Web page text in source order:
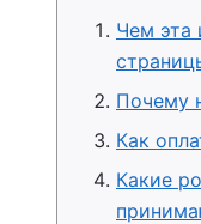
Чем эта
Почему
Как
Какие